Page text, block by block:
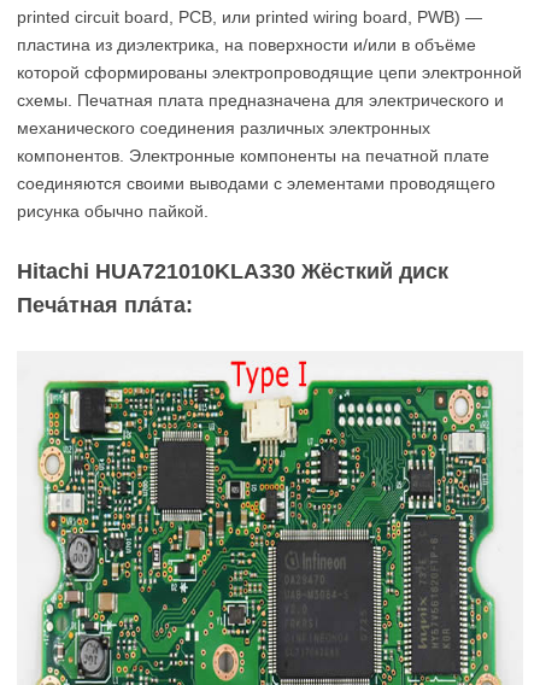
printed circuit board, PCB, или printed wiring board, PWB) —
пластина из диэлектрика, на поверхности и/или в объёме
которой сформированы электропроводящие цепи электронной
схемы. Печатная плата предназначена для электрического и
механического соединения различных электронных
компонентов. Электронные компоненты на печатной плате
соединяются своими выводами с элементами проводящего
рисунка обычно пайкой.
Hitachi HUA721010KLA330 Жёсткий диск
Печа́тная пла́та: